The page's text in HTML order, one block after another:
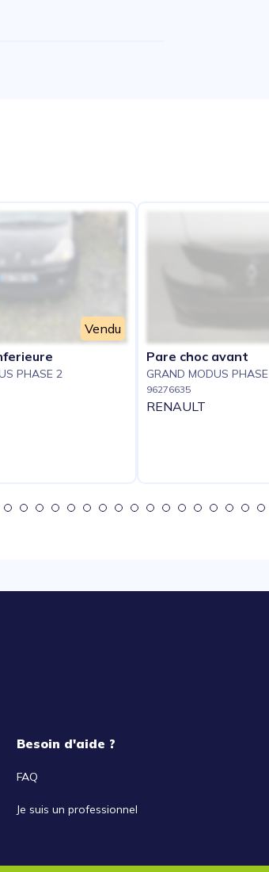
Vendu
PHASE 2
Pare choc avant
GRAND MODUS
96276635
RENAULT
Besoin d'aide ?
FAQ
Je suis un professionnel